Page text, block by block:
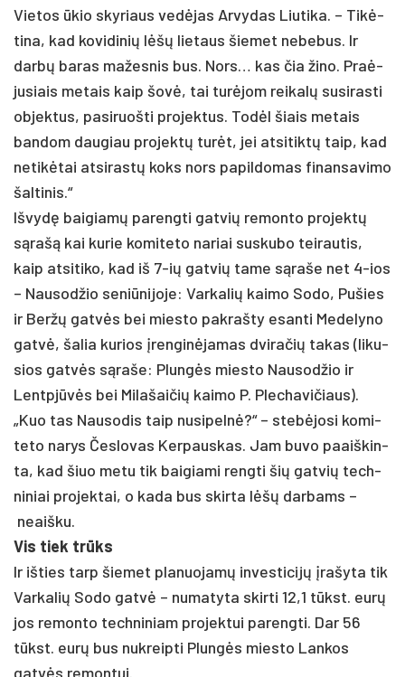
Vie­tos ūkio sky­riaus vedė­jas Ar­vy­das Liu­ti­ka. – Tikė­
ti­na, kad ko­vi­di­nių lėšų lie­taus šie­met ne­be­bus. Ir
darbų ba­ras ma­žes­nis bus. Nors… kas čia ži­no. Praė­
ju­siais me­tais kaip šovė, tai turė­jom rei­kalų su­si­ras­ti
ob­jek­tus, pa­si­ruoš­ti pro­jek­tus. Todėl šiais me­tais
ban­dom dau­giau pro­jektų turėt, jei at­si­tiktų taip, kad
ne­tikė­tai at­si­rastų koks nors pa­pil­do­mas fi­nan­sa­vi­mo
šal­ti­nis.“
Iš­vydę bai­giamų pa­reng­ti gat­vių re­mon­to pro­jektų
sąrašą kai ku­rie ko­mi­te­to na­riai su­sku­bo tei­rau­tis,
kaip at­si­ti­ko, kad iš 7-ių gat­vių ta­me sąra­še net 4-ios
– Nau­sod­žio se­niū­ni­jo­je: Var­ka­lių kai­mo So­do, Pu­šies
ir Beržų gatvės bei mies­to pa­kraš­ty esan­ti Me­de­ly­no
gatvė, ša­lia ku­rios įren­ginė­ja­mas dvi­ra­čių ta­kas (li­ku­
sios gatvės sąra­še: Plungės mies­to Nau­sod­žio ir
Lentpjūvės bei Mi­la­šai­čių kai­mo P. Ple­cha­vi­čiaus).
„Kuo tas Nau­so­dis taip nu­si­pelnė?“ – stebė­jo­si ko­mi­
te­to na­rys Čes­lo­vas Ker­paus­kas. Jam bu­vo paaiš­kin­
ta, kad šiuo me­tu tik bai­gia­mi reng­ti šių gat­vių tech­
ni­niai pro­jek­tai, o ka­da bus skir­ta lėšų dar­bams –
neaiš­ku.
Vis tiek trūks
Ir iš­ties tarp šie­met pla­nuo­jamų in­ves­ti­cijų įra­šy­ta tik
Var­ka­lių So­do gatvė – nu­ma­ty­ta skir­ti 12,1 tūkst. eurų
jos re­mon­to tech­ni­niam pro­jek­tui pa­reng­ti. Dar 56
tūkst. eurų bus nu­kreip­ti Plungės mies­to Lan­kos
gatvės re­mon­tui.